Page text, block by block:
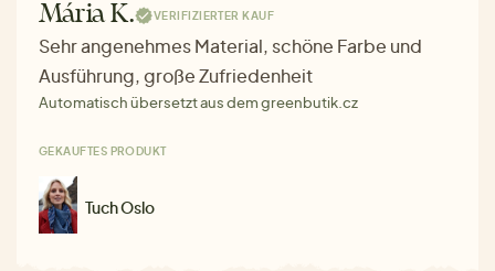
Mária K. VERIFIZIERTER KAUF
Sehr angenehmes Material, schöne Farbe und
Ausführung, große Zufriedenheit
Automatisch übersetzt aus dem greenbutik.cz
GEKAUFTES PRODUKT
Tuch Oslo